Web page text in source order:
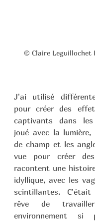
© Claire Leguillochet
J'ai utilisé
pour créer des
captivants dans
joué avec la
de champ et les
vue pour créer
racontent une
idyllique, avec les
scintillantes.
rêve de
environnement si